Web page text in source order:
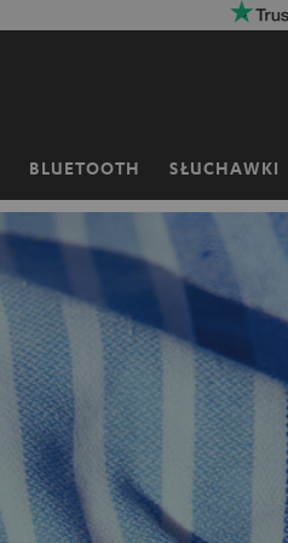
BLUETOOTH SŁUCHAWKI